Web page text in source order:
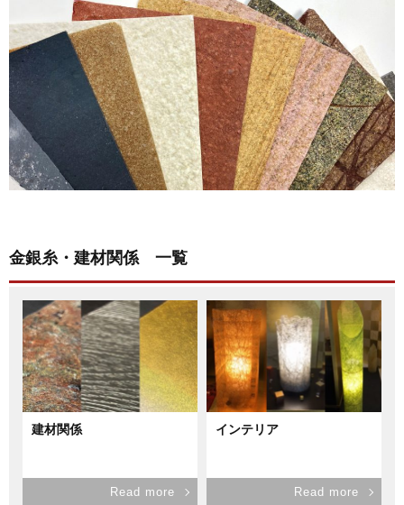
金銀糸・建材関係 一覧
建材関係
Read more
インテリア
Read more